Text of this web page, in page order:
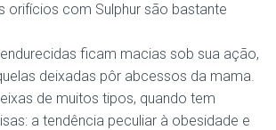
orifícios com Sulphur são bastante
ficam macias sob sua ação,
deixadas pôr abcessos da mama.
de muitos tipos, quando tem
a tendência peculiar à obesidade e